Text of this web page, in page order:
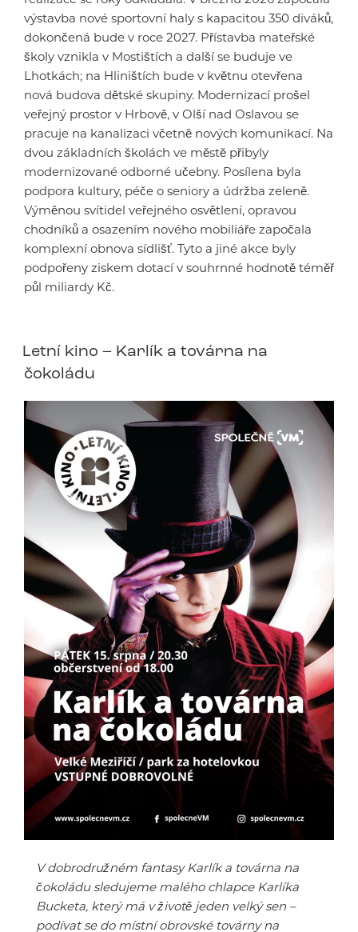
výstavba nové sportovní haly s kapacitou 350 diváků,
dokončená bude v roce 2027. Přístavba mateřské
školy vznikla v Mostištích a další se buduje ve
Lhotkách; na Hliništích bude v květnu otevřena
nová budova dětské skupiny. Modernizací prošel
veřejný prostor v Hrbově, v Olší nad Oslavou se
pracuje na kanalizaci včetně nových komunikací. Na
dvou základních školách ve městě přibyly
modernizované odborné učebny. Posílena byla
podpora kultury, péče o seniory a údržba zeleně.
Výměnou svítidel veřejného osvětlení, opravou
chodníků a osazením nového mobiliáře započala
komplexní obnova sídlišť. Tyto a jiné akce byly
podpořeny ziskem dotací v souhrnné hodnotě téměř
půl miliardy Kč.
Letní kino – Karlík a továrna na
čokoládu
V dobrodružném fantasy Karlík a továrna na
čokoládu sledujeme malého chlapce Karlíka
Bucketa, který má v životě jeden velký sen –
podívat se do místní obrovské továrny na